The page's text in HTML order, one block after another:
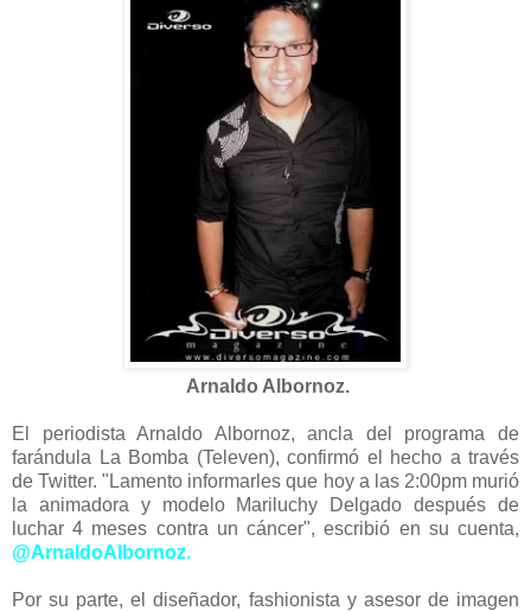
Arnaldo Albornoz.
El periodista Arnaldo Albornoz, ancla del programa de
farándula La Bomba (Televen), confirmó el hecho a través
de Twitter. "Lamento informarles que hoy a las 2:00pm murió
la animadora y modelo Mariluchy Delgado después de
luchar 4 meses contra un cáncer", escribió en su cuenta,
@ArnaldoAlbornoz.
Por su parte, el diseñador, fashionista y asesor de imagen